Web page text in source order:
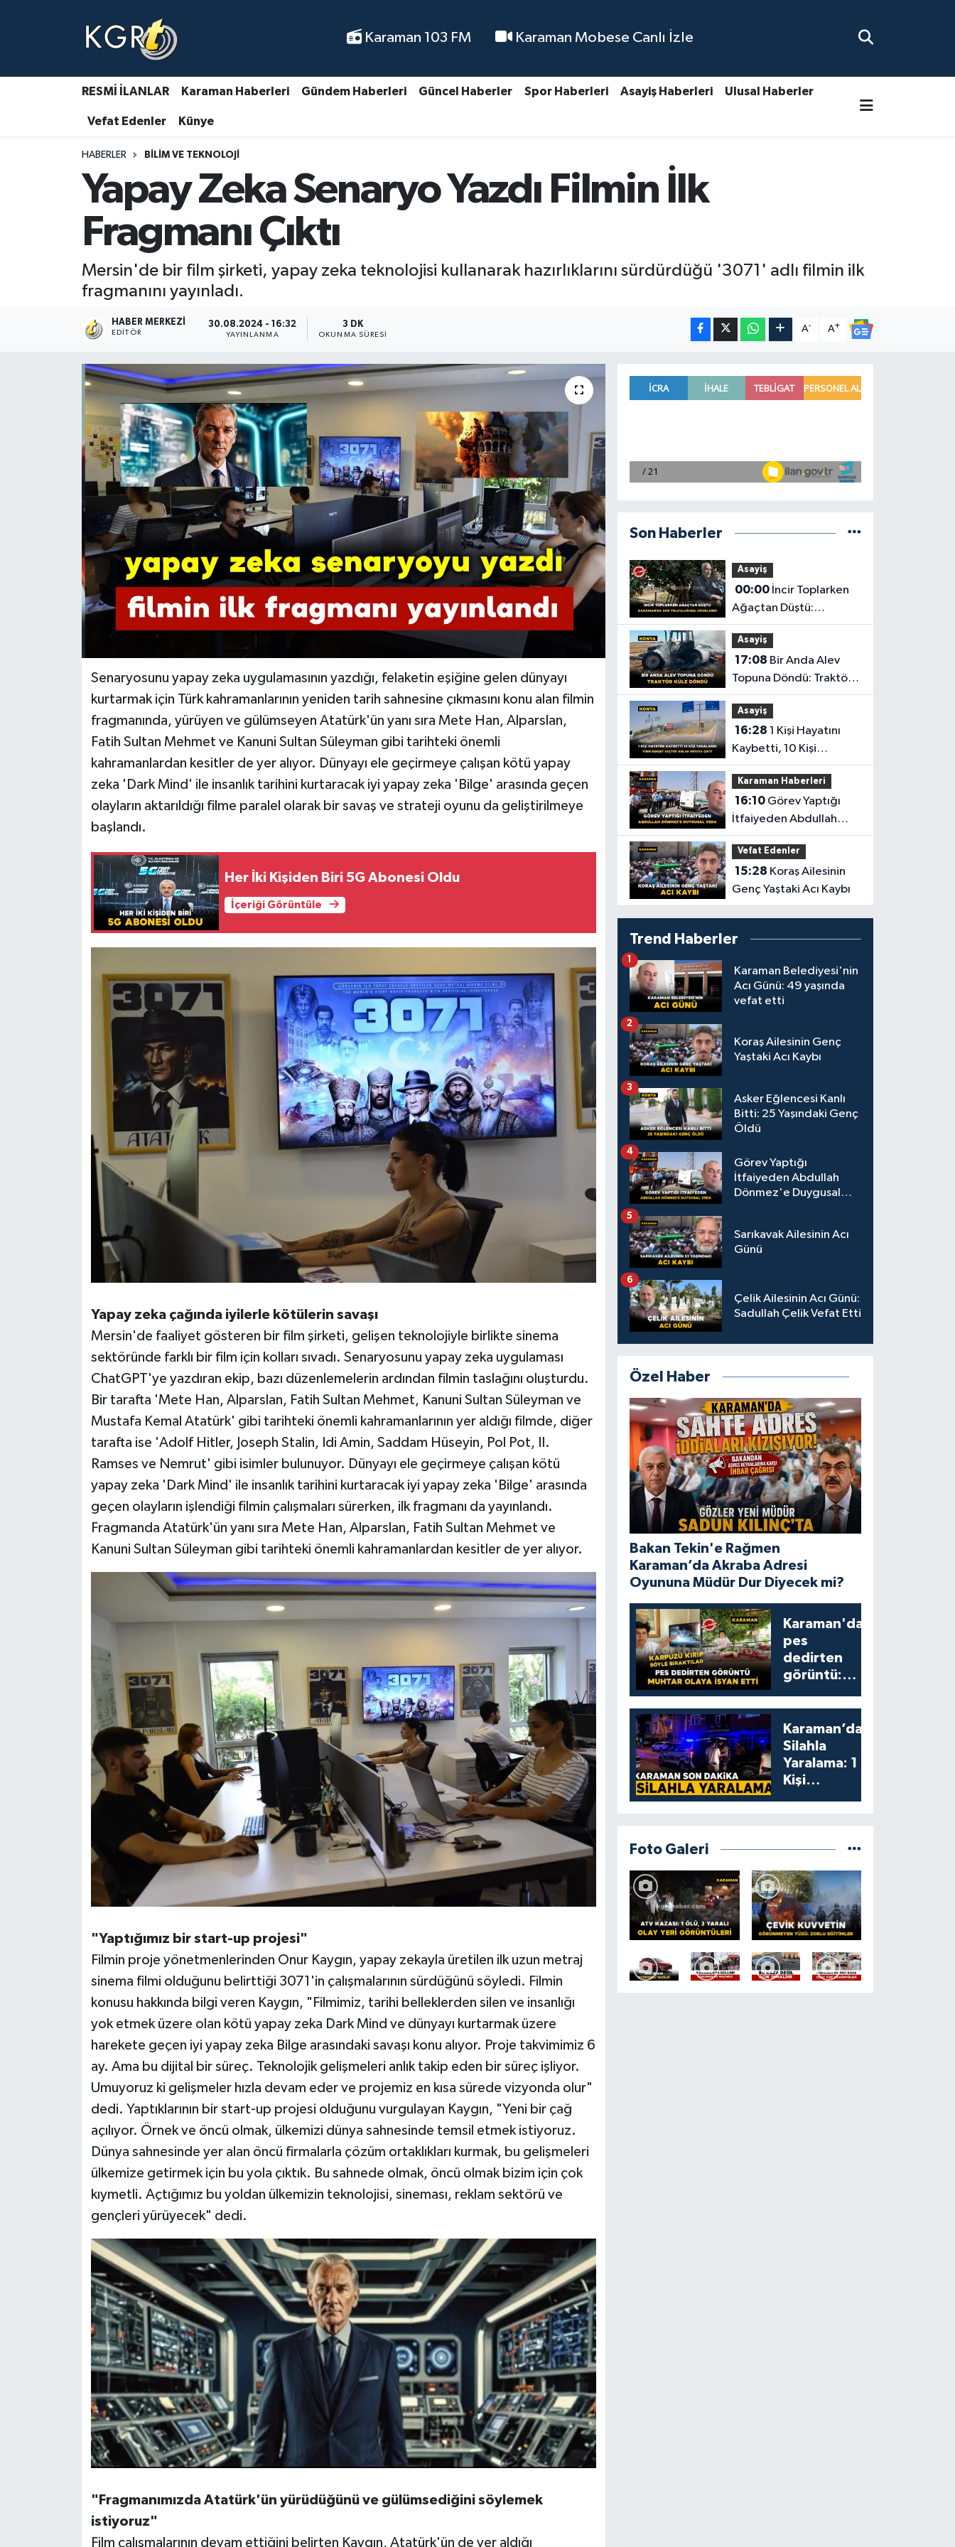
Karaman 103 FM Karaman Mobese Canlı İzle
RESMİ İLANLAR Karaman Haberleri Gündem Haberleri Güncel Haberler Spor Haberleri Asayiş Haberleri Ulusal Haberler
Vefat Edenler Künye
HABERLER BILIM VE TEKNOLOJI
Yapay Zeka Senaryo Yazdı Filmin İlk
Fragmanı Çıktı
Mersin'de bir film şirketi, yapay zeka teknolojisi kullanarak hazırlıklarını sürdürdüğü '3071' adlı filmin ilk
fragmanını yayınladı.
HABER MERKEZI
EDITÖR
30.08.2024 - 16:32
YAYINLANMA
3 DK
OKUNMA SÜRESI
A- A+
Senaryosunu yapay zeka uygulamasının yazdığı, felaketin eşiğine gelen dünyayı
kurtarmak için Türk kahramanlarının yeniden tarih sahnesine çıkmasını konu alan filmin
fragmanında, yürüyen ve gülümseyen Atatürk'ün yanı sıra Mete Han, Alparslan,
Fatih Sultan Mehmet ve Kanuni Sultan Süleyman gibi tarihteki önemli
kahramanlardan kesitler de yer alıyor. Dünyayı ele geçirmeye çalışan kötü yapay
zeka 'Dark Mind' ile insanlık tarihini kurtaracak iyi yapay zeka 'Bilge' arasında geçen
olayların aktarıldığı filme paralel olarak bir savaş ve strateji oyunu da geliştirilmeye
başlandı.
Her İki Kişiden Biri 5G Abonesi Oldu
İçeriği Görüntüle
Yapay zeka çağında iyilerle kötülerin savaşı
Mersin'de faaliyet gösteren bir film şirketi, gelişen teknolojiyle birlikte sinema
sektöründe farklı bir film için kolları sıvadı. Senaryosunu yapay zeka uygulaması
ChatGPT'ye yazdıran ekip, bazı düzenlemelerin ardından filmin taslağını oluşturdu.
Bir tarafta 'Mete Han, Alparslan, Fatih Sultan Mehmet, Kanuni Sultan Süleyman ve
Mustafa Kemal Atatürk' gibi tarihteki önemli kahramanlarının yer aldığı filmde, diğer
tarafta ise 'Adolf Hitler, Joseph Stalin, Idi Amin, Saddam Hüseyin, Pol Pot, II.
Ramses ve Nemrut' gibi isimler bulunuyor. Dünyayı ele geçirmeye çalışan kötü
yapay zeka 'Dark Mind' ile insanlık tarihini kurtaracak iyi yapay zeka 'Bilge' arasında
geçen olayların işlendiği filmin çalışmaları sürerken, ilk fragmanı da yayınlandı.
Fragmanda Atatürk'ün yanı sıra Mete Han, Alparslan, Fatih Sultan Mehmet ve
Kanuni Sultan Süleyman gibi tarihteki önemli kahramanlardan kesitler de yer alıyor.
"Yaptığımız bir start-up projesi"
Filmin proje yönetmenlerinden Onur Kaygın, yapay zekayla üretilen ilk uzun metraj
sinema filmi olduğunu belirttiği 3071'in çalışmalarının sürdüğünü söyledi. Filmin
konusu hakkında bilgi veren Kaygın, "Filmimiz, tarihi belleklerden silen ve insanlığı
yok etmek üzere olan kötü yapay zeka Dark Mind ve dünyayı kurtarmak üzere
harekete geçen iyi yapay zeka Bilge arasındaki savaşı konu alıyor. Proje takvimimiz 6
ay. Ama bu dijital bir süreç. Teknolojik gelişmeleri anlık takip eden bir süreç işliyor.
Umuyoruz ki gelişmeler hızla devam eder ve projemiz en kısa sürede vizyonda olur"
dedi. Yaptıklarının bir start-up projesi olduğunu vurgulayan Kaygın, "Yeni bir çağ
açılıyor. Örnek ve öncü olmak, ülkemizi dünya sahnesinde temsil etmek istiyoruz.
Dünya sahnesinde yer alan öncü firmalarla çözüm ortaklıkları kurmak, bu gelişmeleri
ülkemize getirmek için bu yola çıktık. Bu sahnede olmak, öncü olmak bizim için çok
kıymetli. Açtığımız bu yoldan ülkemizin teknolojisi, sineması, reklam sektörü ve
gençleri yürüyecek" dedi.
"Fragmanımızda Atatürk'ün yürüdüğünü ve gülümsediğini söylemek
istiyoruz"
Film çalışmalarının devam ettiğini belirten Kaygın, Atatürk'ün de yer aldığı
Son Haberler
Asayiş
00:00İncir Toplarken
Ağaçtan Düştü:
Karaman'da Son
Yolculuğuna Uğurlandı
Asayiş
17:08
Topuna Döndü: Traktör
Küle Döndü
Asayiş
16:28
Kaybetti, 10 Kişi
Yaralandı! Tırın Dehşet
Saçtığı Anlar Ortaya
Çıktı
Karaman Haberleri
16:10Görev Yaptığı
İtfaiyeden Abdullah
Dönmez'e Duygusal
Veda
Vefat Edenler
15:28
Genç Yaştaki Acı Kaybı
Trend Haberler
Karaman Belediyesi'nin
Acı Günü: 49 yaşında
vefat etti
1
Koraş Ailesinin Genç
Yaştaki Acı Kaybı
2
Asker Eğlencesi Kanlı
Bitti: 25 Yaşındaki Genç
Öldü
3
Görev Yaptığı
İtfaiyeden Abdullah
Dönmez'e Duygusal
4
Sarıkavak Ailesinin Acı
Günü
5
Çelik Ailesinin Acı Günü:
Sadullah Çelik Vefat Etti
6
Özel Haber
Bakan Tekin'e Rağmen
Karaman’da Akraba Adresi
Oyununa Müdür Dur Diyecek mi?
Karaman'da
pes
dedirten
görüntü:
yumruklayıp
yediler,
artıklarını
kamelyada
bıraktılar
Karaman’da
Silahla
Yaralama: 1
Kişi
Foto Galeri
Karaman Haberleri
Gündem Haberleri
Güncel Haberler
Asayiş Haberleri
Ulusal Haberler
Vefat Edenler